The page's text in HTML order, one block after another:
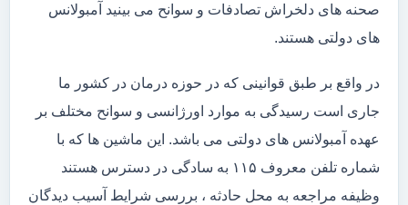
صحنه های دلخراش تصادفات و سوانح می بینید آمبولانس
های دولتی هستند.
در واقع بر طبق قوانینی که در حوزه درمان در کشور ما
جاری است رسیدگی به موارد اورژانسی و سوانح مختلف بر
عهده آمبولانس های دولتی می باشد. این ماشین ها که با
شماره تلفن معروف ۱۱۵ به سادگی در دسترس هستند
وظیفه مراجعه به محل حادثه ، بررسی شرایط آسیب دیدگان